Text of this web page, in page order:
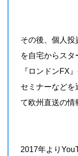
その後、個人投
を自宅からス
『ロンドンFX
セミナーなどを
て欧州直送の情
2017年より